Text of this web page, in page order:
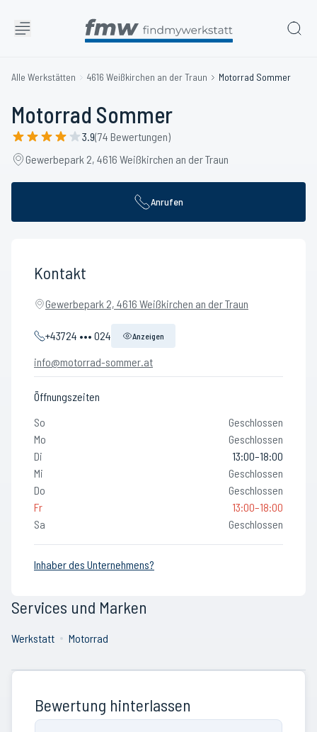
Alle Werkstätten 4616 Weißkirchen an der Traun Motorrad Sommer
Motorrad Sommer
3.9(74 Bewertungen)
Gewerbepark 2, 4616 Weißkirchen an der Traun
Anrufen
Kontakt
Gewerbepark 2, 4616 Weißkirchen an der Traun
+43724 ••• 024 Anzeigen
info@motorrad-sommer.at
Öffnungszeiten
So
Geschlossen
Mo
Geschlossen
Di
13:00–18:00
Mi
Geschlossen
Do
Geschlossen
Fr
13:00–18:00
Sa
Geschlossen
Inhaber des Unternehmens?
Services und Marken
Werkstatt Motorrad
Bewertung hinterlassen